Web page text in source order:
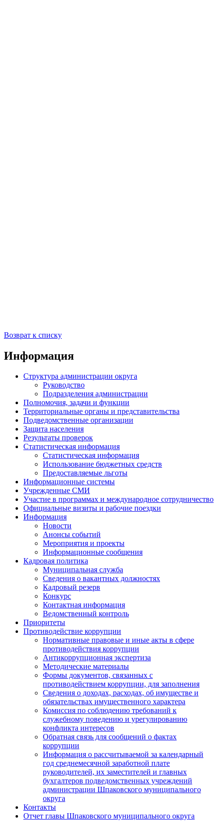
Возврат к списку
Информация
Структура администрации округа
Руководство
Подразделения администрации
Полномочия, задачи и функции
Территориальные органы и представительства
Подведомственные организации
Защита населения
Результаты проверок
Статистическая информация
Статистическая информация
Использование бюджетных средств
Предоставляемые льготы
Информационные системы
Учрежденные СМИ
Участие в программах и международное сотрудничество
Официальные визиты и рабочие поездки
Информация
Новости
Анонсы событий
Мероприятия и проекты
Информационные сообщения
Кадровая политика
Муниципальная служба
Сведения о вакантных должностях
Кадровый резерв
Конкурс
Контактная информация
Ведомственный контроль
Приоритеты
Противодействие коррупции
Нормативные правовые и иные акты в сфере
противодействия коррупции
Антикоррупционная экспертиза
Методические материалы
Формы документов, связанных с
противодействием коррупции, для заполнения
Сведения о доходах, расходах, об имуществе и
обязательствах имущественного характера
Комиссия по соблюдению требований к
служебному поведению и урегулированию
конфликта интересов
Обратная связь для сообщений о фактах
коррупции
Информация о рассчитываемой за календарный
год среднемесячной заработной плате
руководителей, их заместителей и главных
бухгалтеров подведомственных учреждений
администрации Шпаковского муниципального
округа
Контакты
Отчет главы Шпаковского муниципального округа